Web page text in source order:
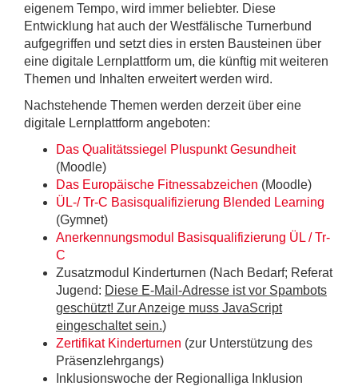
eigenem Tempo, wird immer beliebter. Diese
Entwicklung hat auch der Westfälische Turnerbund
aufgegriffen und setzt dies in ersten Bausteinen über
eine digitale Lernplattform um, die künftig mit weiteren
Themen und Inhalten erweitert werden wird.
Nachstehende Themen werden derzeit über eine
digitale Lernplattform angeboten:
Das Qualitätssiegel Pluspunkt Gesundheit
(Moodle)
Das Europäische Fitnessabzeichen (Moodle)
ÜL-/ Tr-C Basisqualifizierung Blended Learning
(Gymnet)
Anerkennungsmodul Basisqualifizierung ÜL / Tr-
C
Zusatzmodul Kinderturnen (Nach Bedarf; Referat
Jugend: Diese E-Mail-Adresse ist vor Spambots
geschützt! Zur Anzeige muss JavaScript
eingeschaltet sein.)
Zertifikat Kinderturnen (zur Unterstützung des
Präsenzlehrgangs)
Inklusionswoche der Regionalliga Inklusion